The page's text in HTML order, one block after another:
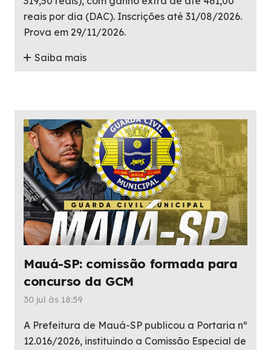
reais por dia (DAC). Inscrições até 31/08/2026.
Prova em 29/11/2026.
Saiba mais
Mauá-SP: comissão formada para
concurso da GCM
30 jul às 18:59
A Prefeitura de Mauá-SP publicou a Portaria nº
12.016/2026, instituindo a Comissão Especial de